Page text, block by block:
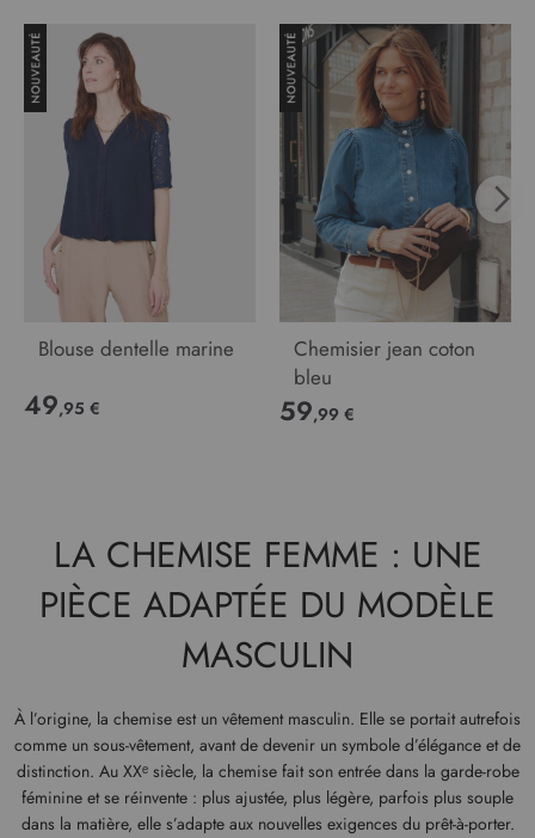
Blouse dentelle marine
49,95 €
Chemisier jean coton
bleu
59,99 €
LA CHEMISE FEMME : UNE
PIÈCE ADAPTÉE DU MODÈLE
MASCULIN
À l’origine, la chemise est un vêtement masculin. Elle se portait autrefois
comme un sous-vêtement, avant de devenir un symbole d’élégance et de
distinction. Au XXᵉ siècle, la chemise fait son entrée dans la garde-robe
féminine et se réinvente : plus ajustée, plus légère, parfois plus souple
dans la matière, elle s’adapte aux nouvelles exigences du prêt-à-porter.